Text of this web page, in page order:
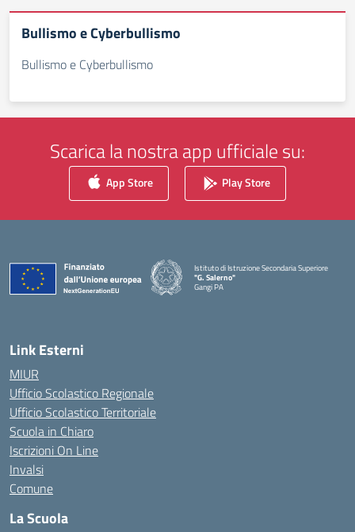
Bullismo e Cyberbullismo
Bullismo e Cyberbullismo
Scarica la nostra app ufficiale su:
App Store Play Store
Istituto di Istruzione Secondaria Superiore
"G. Salerno"
Gangi PA
— Visita la pagina iniziale della scuola
Link Esterni
MIUR
Ufficio Scolastico Regionale
Ufficio Scolastico Territoriale
Scuola in Chiaro
Iscrizioni On Line
Invalsi
Comune
La Scuola